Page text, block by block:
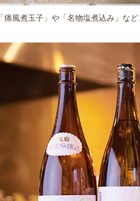
「痛風煮玉子」や「名物塩煮込み」な